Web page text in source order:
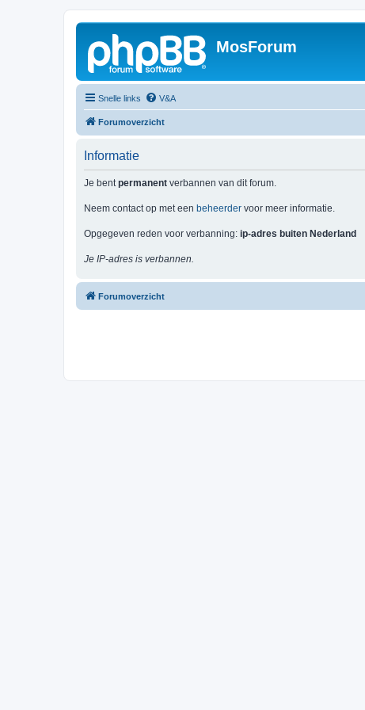
MosForum
Snelle links V&A
Forumoverzicht
Informatie
Je bentpermanent verbannen van dit forum.
Neem contact op met een beheerder voor meer informatie.
Opgegeven reden voor verbanning: ip-adres buiten Nederland
Je IP-adres is verbannen.
Forumoverzicht